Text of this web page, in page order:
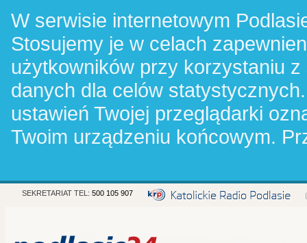
W serwisie internetowym
Stosujemy je w celach
użytkowników przy korzystaniu
danych dla celów
ustawień Twojej przeglądarki
Twoim urządzeniu końcowym.
SEKRETARIAT TEL: 500 105 907